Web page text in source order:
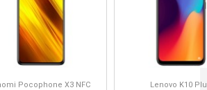
Pocophone X3 NFC Lenovo K10